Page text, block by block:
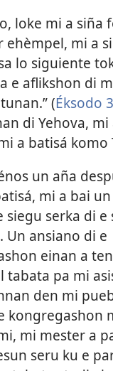
loke mi a siña
ehèmpel, mi a
lo siguiente
e aflikshon di
(Éksodo
di Yehova,
a batisá komo
un aña
mi a bai
siegu serka di e
Un ansiano di e
einan a
tabata pa mi
den mi
kongregashon
mi mester a
seru ku e